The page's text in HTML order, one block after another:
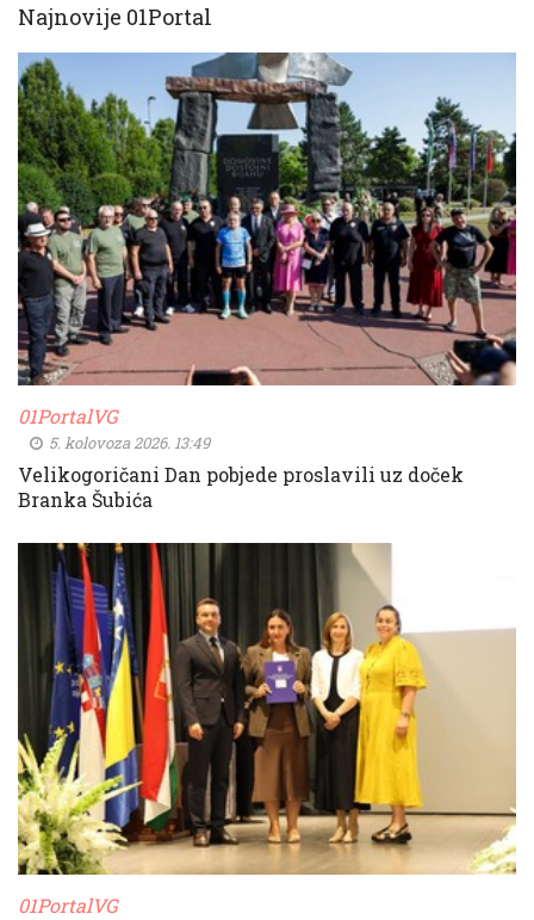
Najnovije 01Portal
01PortalVG
5. kolovoza 2026. 13:49
Velikogoričani Dan pobjede proslavili uz doček
Branka Šubića
01PortalVG